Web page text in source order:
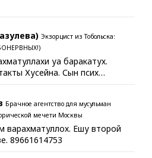
Экзорцист из Тобольска:
уа баракатух.
Хусейна. Сын псих…
Брачное агентство для мусульман
мечети Москвы
варахматуллох. Ешу второй
89661614753